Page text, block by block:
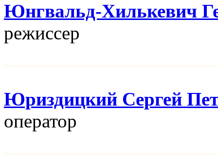
Юнгвальд-Хилькевич
режисcер
Юриздицкий Сергей
оператор